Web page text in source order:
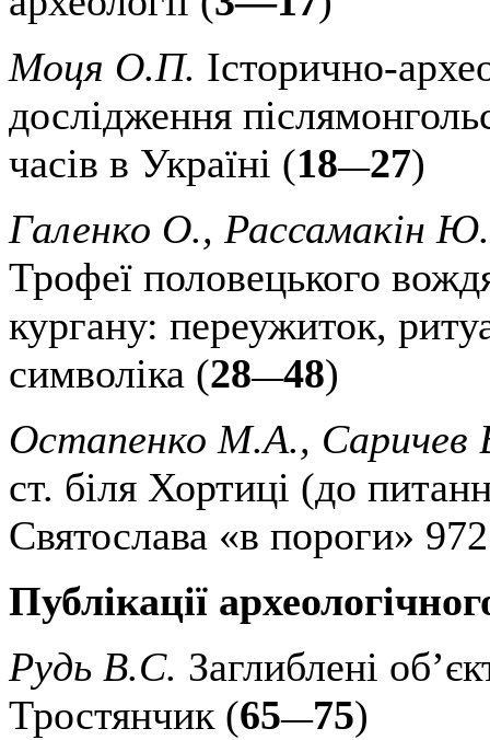
Моця О.П. Історично-
дослідження
часів в Україні (18—27)
Галенко О., Рассамакін
Трофеї половецького
кургану: переужиток,
символіка (28—48)
Остапенко М.А., Саричев
ст. біля Хортиці (до
Святослава «в пороги»
Публікації
Рудь В.С. Заглиблені
Тростянчик (65—75)